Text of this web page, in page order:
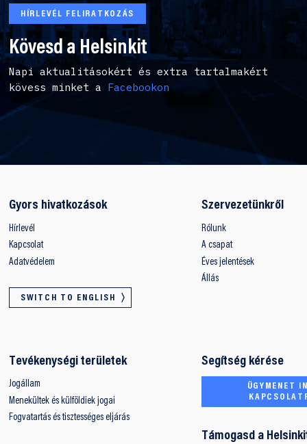
HÍRLEVÉL FELIRATKOZÁS
Kövesd a Helsinkit
Napi aktualitásokért és extra tartalmakért
kövess minket a Facebookon
Gyors hivatkozások
Hírlevél
Kapcsolat
Adatvédelem
SWITCH TO ENGLISH
Szervezetünkről
Rólunk
A csapat
Éves jelentések
Állás
Tevékenységi területek
Jogállam
Menekültek és külföldiek jogai
Fogvatartás és tisztességes eljárás
Segítség kérése
ÜGYMENET
Támogasd a